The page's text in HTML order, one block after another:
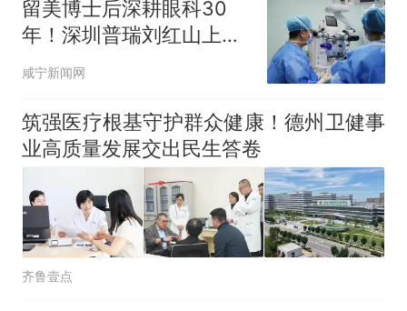
留美博士后深耕眼科30
年！深圳普瑞刘红山上万
例手术诠释仁心
咸宁新闻网
筑强医疗根基守护群众健康！德州卫健事
业高质量发展交出民生答卷
齐鲁壹点